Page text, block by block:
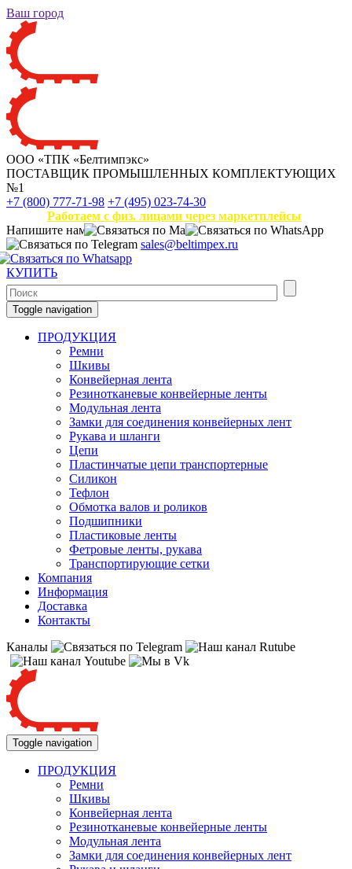
Ваш город
ООО «ТПК «Белтимпэкс»
ПОСТАВЩИК ПРОМЫШЛЕННЫХ КОМПЛЕКТУЮЩИХ
№1
+7 (800) 777-71-98 +7 (495) 023-74-30
Работаем с физ. лицами через маркетплейсы
Напишите нам
sales@beltimpex.ru
КУПИТЬ
Toggle navigation
ПРОДУКЦИЯ
Ремни
Шкивы
Конвейерная лента
Резинотканевые конвейерные ленты
Модульная лента
Замки для соединения конвейерных лент
Рукава и шланги
Цепи
Пластинчатые цепи транспортерные
Силикон
Тефлон
Обмотка валов и роликов
Подшипники
Пластиковые ленты
Фетровые ленты, рукава
Транспортирующие сетки
Компания
Информация
Доставка
Контакты
Каналы
Toggle navigation
ПРОДУКЦИЯ
Ремни
Шкивы
Конвейерная лента
Резинотканевые конвейерные ленты
Модульная лента
Замки для соединения конвейерных лент